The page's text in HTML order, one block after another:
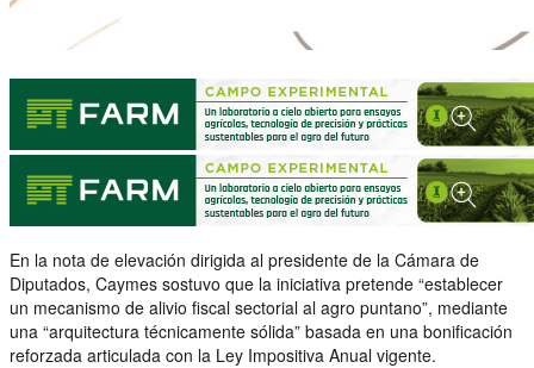
En la nota de elevación dirigida al presidente de la Cámara de
Diputados, Caymes sostuvo que la iniciativa pretende “establecer
un mecanismo de alivio fiscal sectorial al agro puntano”, mediante
una “arquitectura técnicamente sólida” basada en una bonificación
reforzada articulada con la Ley Impositiva Anual vigente.